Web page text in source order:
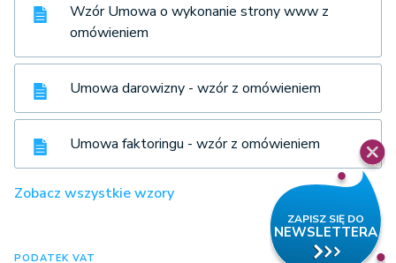
Wzór Umowa o wykonanie strony www z
omówieniem
Umowa darowizny - wzór z omówieniem
Umowa faktoringu - wzór z omówieniem
Zobacz wszystkie wzory
PODATEK VAT